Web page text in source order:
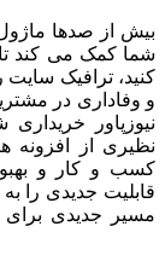
بیش از صدها
شما کمک می کند
کنید، ترافیک سایت
و وفاداری در
نیوزپاور
نظیری از افزونه
کسب و کار و
قابلیت جدیدی را
مسیر جدیدی